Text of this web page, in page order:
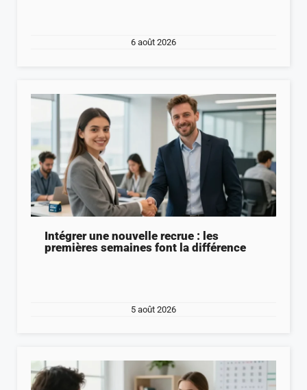
6 août 2026
Intégrer une nouvelle recrue : les
premières semaines font la différence
5 août 2026